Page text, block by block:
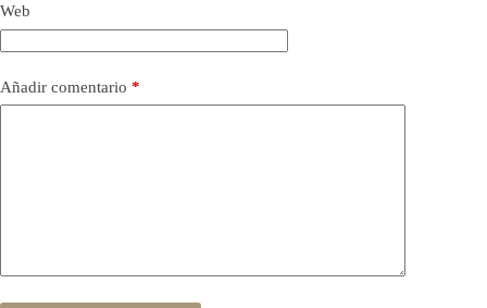
Web
Añadir comentario *